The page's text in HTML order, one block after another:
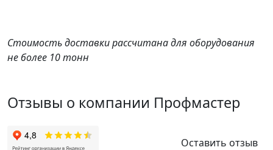
Стоимость доставки рассчитана для оборудования
не более 10 тонн
Отзывы о компании Профмастер
Оставить отзыв